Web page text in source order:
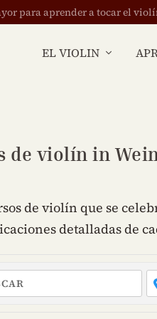
para aprender a tocar el
EL VIOLIN
de violín in
de violín que se
detalladas de